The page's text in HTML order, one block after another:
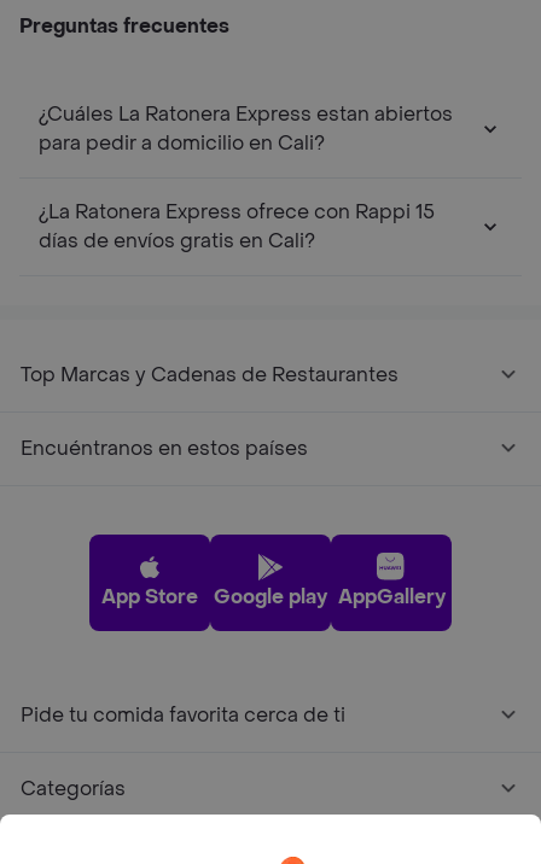
Preguntas frecuentes
¿Cuáles La Ratonera Express estan abiertos
para pedir a domicilio en Cali?
¿La Ratonera Express ofrece con Rappi 15
días de envíos gratis en Cali?
Top Marcas y Cadenas de Restaurantes
Encuéntranos en estos países
App Store Google play AppGallery
Pide tu comida favorita cerca de ti
Categorías